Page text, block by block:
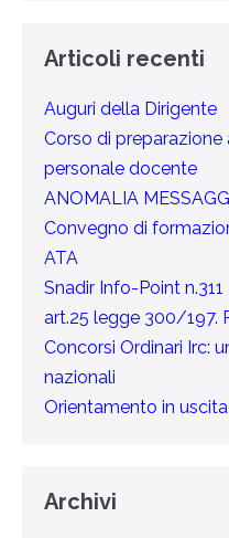
Articoli recenti
Auguri della Dirigente
Corso di preparazione
personale docente
ANOMALIA
Convegno di
ATA
Snadir Info-Point
art.25 legge 300/197.
Concorsi Ordinari Irc:
nazionali
Orientamento in uscita
Archivi